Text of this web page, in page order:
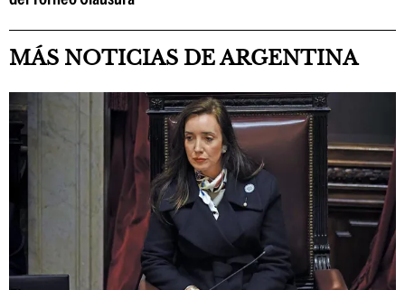
MÁS NOTICIAS DE ARGENTINA